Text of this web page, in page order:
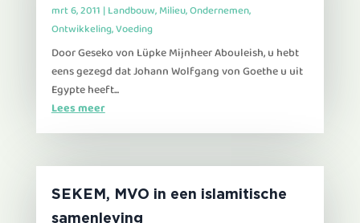
mrt 6, 2011 |Landbouw,Milieu,Ondernemen,
Ontwikkeling,Voeding
Door Geseko von Lüpke Mijnheer Abouleish, u hebt
eens gezegd dat Johann Wolfgang von Goethe u uit
Egypte heeft...
Lees meer
SEKEM, MVO in een islamitische
samenleving